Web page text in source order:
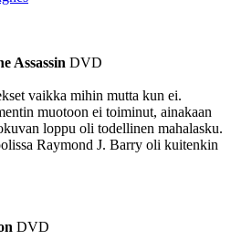
Assassin DVD
vaikka mihin mutta kun ei.
muotoon ei toiminut, ainakaan
loppu oli todellinen mahalasku.
Raymond J. Barry oli kuitenkin
DVD